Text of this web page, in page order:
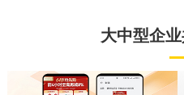
大中型企